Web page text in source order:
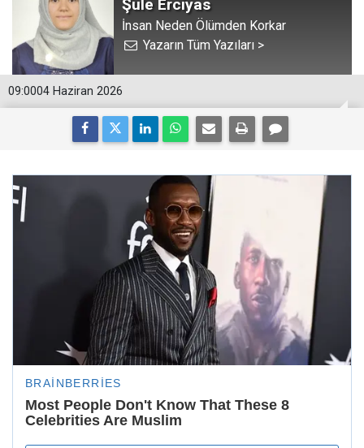
Şule Erciyas
İnsan Neden Ölümden Korkar
Yazarın Tüm Yazıları >
09:0004 Haziran 2026